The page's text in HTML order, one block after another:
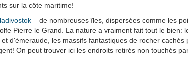
sur la côte maritime!
– de nombreuses îles, dispersées comme les
Pierre le Grand. La nature a vraiment fait tout le bien:
d'émeraude, les massifs fantastiques de rocher cachés
On peut trouver ici les endroits retirés non touchés